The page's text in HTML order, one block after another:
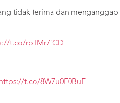
tidak terima dan
t.co/rpIIMr7fCD
https://t.co/8W7u0F0BuE